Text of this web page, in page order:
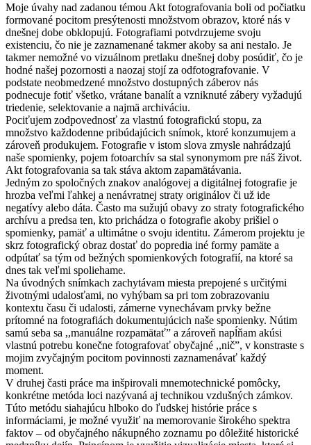
Moje úvahy nad zadanou témou Akt fotografovania boli od počiatku
formované pocitom presýtenosti množstvom obrazov, ktoré nás v
dnešnej dobe obklopujú. Fotografiami potvdrzujeme svoju
existenciu, čo nie je zaznamenané takmer akoby sa ani nestalo. Je
takmer nemožné vo vizuálnom pretlaku dnešnej doby posúdiť, čo je
hodné našej pozornosti a naozaj stojí za odfotografovanie. V
podstate neobmedzené množstvo dostupných záberov nás
podnecuje fotiť všetko, vrátane banalít a vzniknuté zábery vyžadujú
triedenie, selektovanie a najmä archiváciu.
Pociťujem zodpovednosť za vlastnú fotografickú stopu, za
množstvo každodenne pribúdajúcich snímok, ktoré konzumujem a
zároveň produkujem. Fotografie v istom slova zmysle nahrádzajú
naše spomienky, pojem fotoarchív sa stal synonymom pre náš život.
Akt fotografovania sa tak stáva aktom zapamätávania.
Jedným zo spoločných znakov analógovej a digitálnej fotografie je
hrozba veľmi ľahkej a nenávratnej straty originálov či už ide
negatívy alebo dáta. Často ma sužujú obavy zo straty fotografického
archívu a predsa ten, kto prichádza o fotografie akoby prišiel o
spomienky, pamäť a ultimátne o svoju identitu. Zámerom projektu je
skrz fotografický obraz dostať do popredia iné formy pamäte a
odpútať sa tým od bežných spomienkových fotografií, na ktoré sa
dnes tak veľmi spoliehame.
Na úvodných snímkach zachytávam miesta prepojené s určitými
životnými udalosťami, no vyhýbam sa pri tom zobrazovaniu
kontextu času či udalosti, zámerne vynechávam prvky bežne
prítomné na fotografiách dokumentujúcich naše spomienky. Nútim
samú seba sa ,,manuálne rozpamätať” a zároveň napĺňam akúsi
vlastnú potrebu konečne fotografovať obyčajné ,,nič”, v konstraste s
mojim zvyčajným pocitom povinnosti zaznamenávať každý
moment.
V druhej časti práce ma inšpirovali mnemotechnické pomôcky,
konkrétne metóda loci nazývaná aj technikou vzdušných zámkov.
Túto metódu siahajúcu hlboko do ľudskej histórie práce s
informáciami, je možné využiť na memorovanie širokého spektra
faktov – od obyčajného nákupného zoznamu po dôležité historické